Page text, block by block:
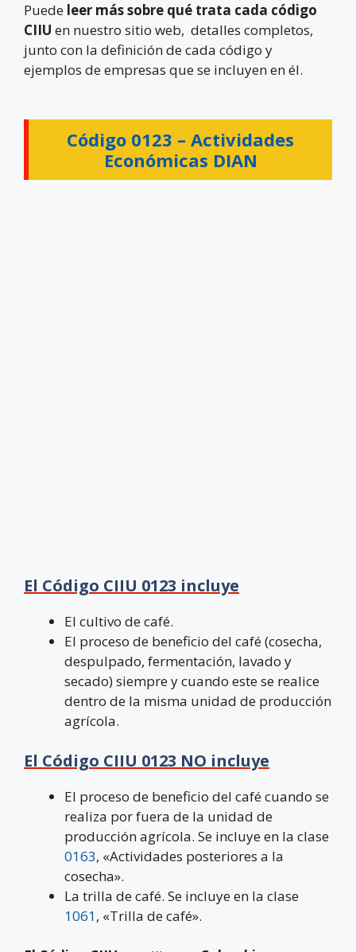
Puede leer más sobre qué trata cada código
CIIU en nuestro sitio web, detalles completos,
junto con la definición de cada código y
ejemplos de empresas que se incluyen en él.
Código 0123 – Actividades
Económicas DIAN
El Código CIIU 0123 incluye
El cultivo de café.
El proceso de beneficio del café (cosecha,
despulpado, fermentación, lavado y
secado) siempre y cuando este se realice
dentro de la misma unidad de producción
agrícola.
El Código CIIU 0123 NO incluye
El proceso de beneficio del café cuando se
realiza por fuera de la unidad de
producción agrícola. Se incluye en la clase
0163, «Actividades posteriores a la
cosecha».
La trilla de café. Se incluye en la clase
1061, «Trilla de café».